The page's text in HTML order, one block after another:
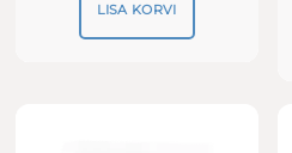
LISA KORVI